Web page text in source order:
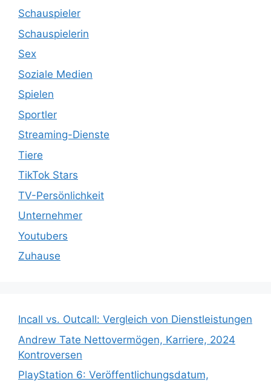
Schauspieler
Schauspielerin
Sex
Soziale Medien
Spielen
Sportler
Streaming-Dienste
Tiere
TikTok Stars
TV-Persönlichkeit
Unternehmer
Youtubers
Zuhause
Incall vs. Outcall: Vergleich von Dienstleistungen
Andrew Tate Nettovermögen, Karriere, 2024
Kontroversen
PlayStation 6: Veröffentlichungsdatum,